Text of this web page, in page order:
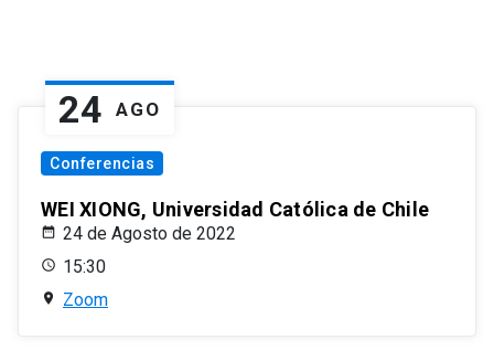
24 AGO
Conferencias
WEI XIONG, Universidad Católica de Chile
24 de Agosto de 2022
15:30
Zoom